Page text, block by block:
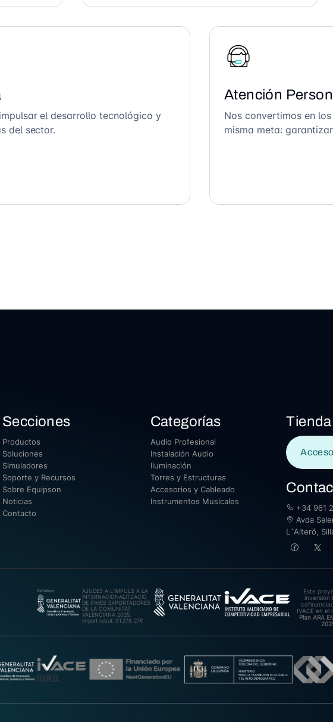
el desarrollo tecnológico y
del sector.
Atención
Nos convertimos en
misma meta:
Secciones
Productos
Soluciones
Simuladores
Soporte y Recursos
Sobre Equipson
Noticias
Contacto
Categorías
Audio Profesional
Instalación Audio
Iluminación
Torres y Estructuras
Accesorios y Cableado
Instrumentos Musicales
Tienda
+34 961
Avda
L´Alteró,
AJUDES A L’IMPULS A LA
INTERNACIONALITZACIÓ
DE PIMES EXPORTADORES
DE LA COMUNITAT
VALENCIANA 2025.
Import rebut: 31.278,27€
Este
inversión
IVACE en el
Plan ARA